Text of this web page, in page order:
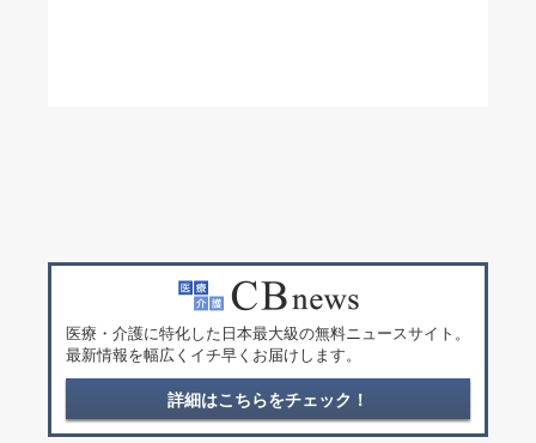
医療・介護に特化した日本最大級の無料ニュースサイト。
最新情報を幅広くイチ早くお届けします。
詳細はこちらをチェック！